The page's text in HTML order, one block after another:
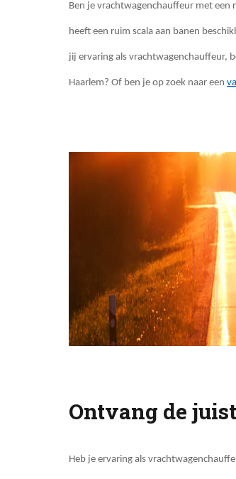
Ben je vrachtwagenchauffeur met een
heeft een ruim scala aan banen
jij ervaring als vrachtwagenchauffeur,
Haarlem? Of ben je op zoek naar een
Ontvang de
Heb je ervaring als